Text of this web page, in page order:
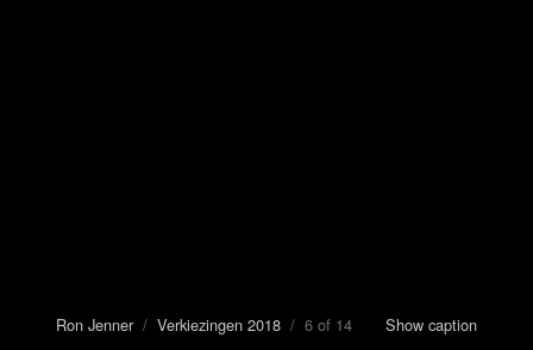
Ron Jenner / Verkiezingen 2018 / 6 of 14 Show caption